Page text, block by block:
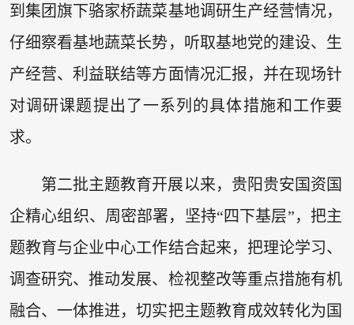
到集团旗下骆家桥蔬菜基地调研生产经营情况，
仔细察看基地蔬菜长势，听取基地党的建设、生
产经营、利益联结等方面情况汇报，并在现场针
对调研课题提出了一系列的具体措施和工作要
求。
第二批主题教育开展以来，贵阳贵安国资国
企精心组织、周密部署，坚持“四下基层”，把主
题教育与企业中心工作结合起来，把理论学习、
调查研究、推动发展、检视整改等重点措施有机
融合、一体推进，切实把主题教育成效转化为国